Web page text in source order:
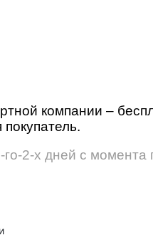
компании –
го-2-х дней с